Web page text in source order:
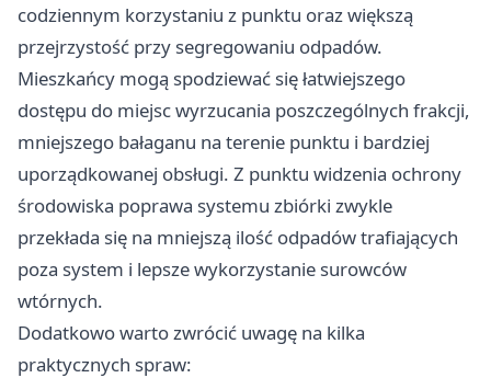
codziennym korzystaniu z punktu oraz większą
przejrzystość przy segregowaniu odpadów.
Mieszkańcy mogą spodziewać się łatwiejszego
dostępu do miejsc wyrzucania poszczególnych frakcji,
mniejszego bałaganu na terenie punktu i bardziej
uporządkowanej obsługi. Z punktu widzenia ochrony
środowiska poprawa systemu zbiórki zwykle
przekłada się na mniejszą ilość odpadów trafiających
poza system i lepsze wykorzystanie surowców
wtórnych.
Dodatkowo warto zwrócić uwagę na kilka
praktycznych spraw: